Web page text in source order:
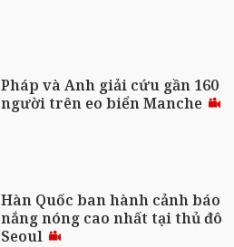
Pháp và Anh giải cứu gần 160
người trên eo biển Manche
Hàn Quốc ban hành cảnh báo
nắng nóng cao nhất tại thủ đô
Seoul